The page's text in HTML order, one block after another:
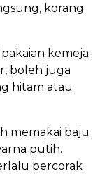
korang
kemeja
boleh juga
hitam atau
memakai baju
putih.
bercorak